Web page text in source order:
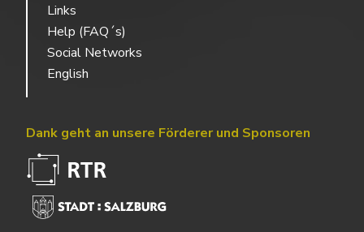
Links
Help (FAQ´s)
Social Networks
English
Dank geht an unsere Förderer und Sponsoren